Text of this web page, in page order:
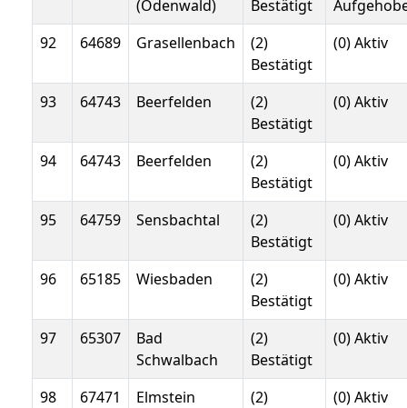
(Odenwald)
Bestätigt
92
64689 Grasellenbach
(2)
Bestätigt
(0) Aktiv
93 64743 Beerfelden
(2)
Bestätigt
(0) Aktiv
94 64743 Beerfelden
(2)
Bestätigt
(0) Aktiv
95 64759 Sensbachtal
(2)
Bestätigt
(0) Aktiv
96 65185 Wiesbaden
(2)
Bestätigt
(0) Aktiv
97 65307
Bad
Schwalbach
(2)
Bestätigt
(0) Aktiv
98 67471 Elmstein
(2)
(0) Aktiv